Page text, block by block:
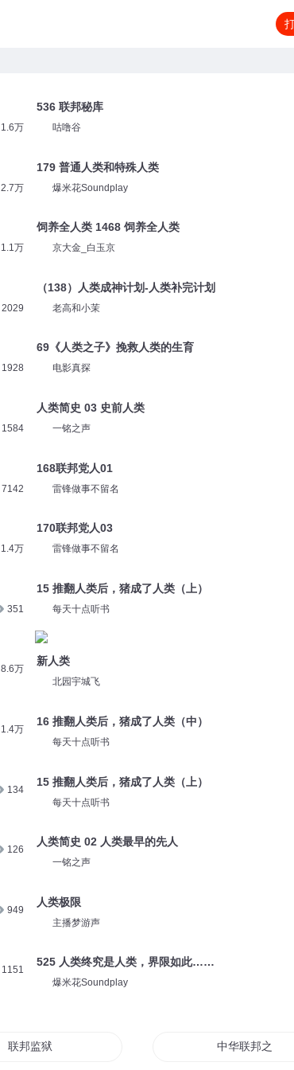
1.6万
2.7万
1.1万
2029
1928
1584
7142
1.4万
351
8.6万
1.4万
134
126
949
1151
536 联邦秘库
咕噜谷
179 普通人类和特殊人类
爆米花Soundplay
饲养全人类 1468 饲养全人类
京大金_白玉京
（138）人类成神计划-人类补完计划
老高和小茉
69《人类之子》挽救人类的生育
电影真探
人类简史 03 史前人类
一铭之声
168联邦党人01
雷锋做事不留名
170联邦党人03
雷锋做事不留名
15 推翻人类后，猪成了人类（上）
每天十点听书
新人类
北园宇城飞
16 推翻人类后，猪成了人类（中）
每天十点听书
15 推翻人类后，猪成了人类（上）
每天十点听书
人类简史 02 人类最早的先人
一铭之声
人类极限
主播梦游声
525 人类终究是人类，界限如此……
爆米花Soundplay
联邦监狱 中华联邦之帝国